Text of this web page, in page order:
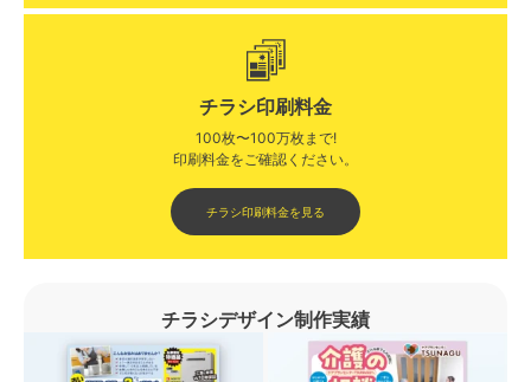
チラシ印刷料金
100枚〜100万枚まで!
印刷料金をご確認ください。​
チラシ印刷料金を見る
チラシデザイン制作実績